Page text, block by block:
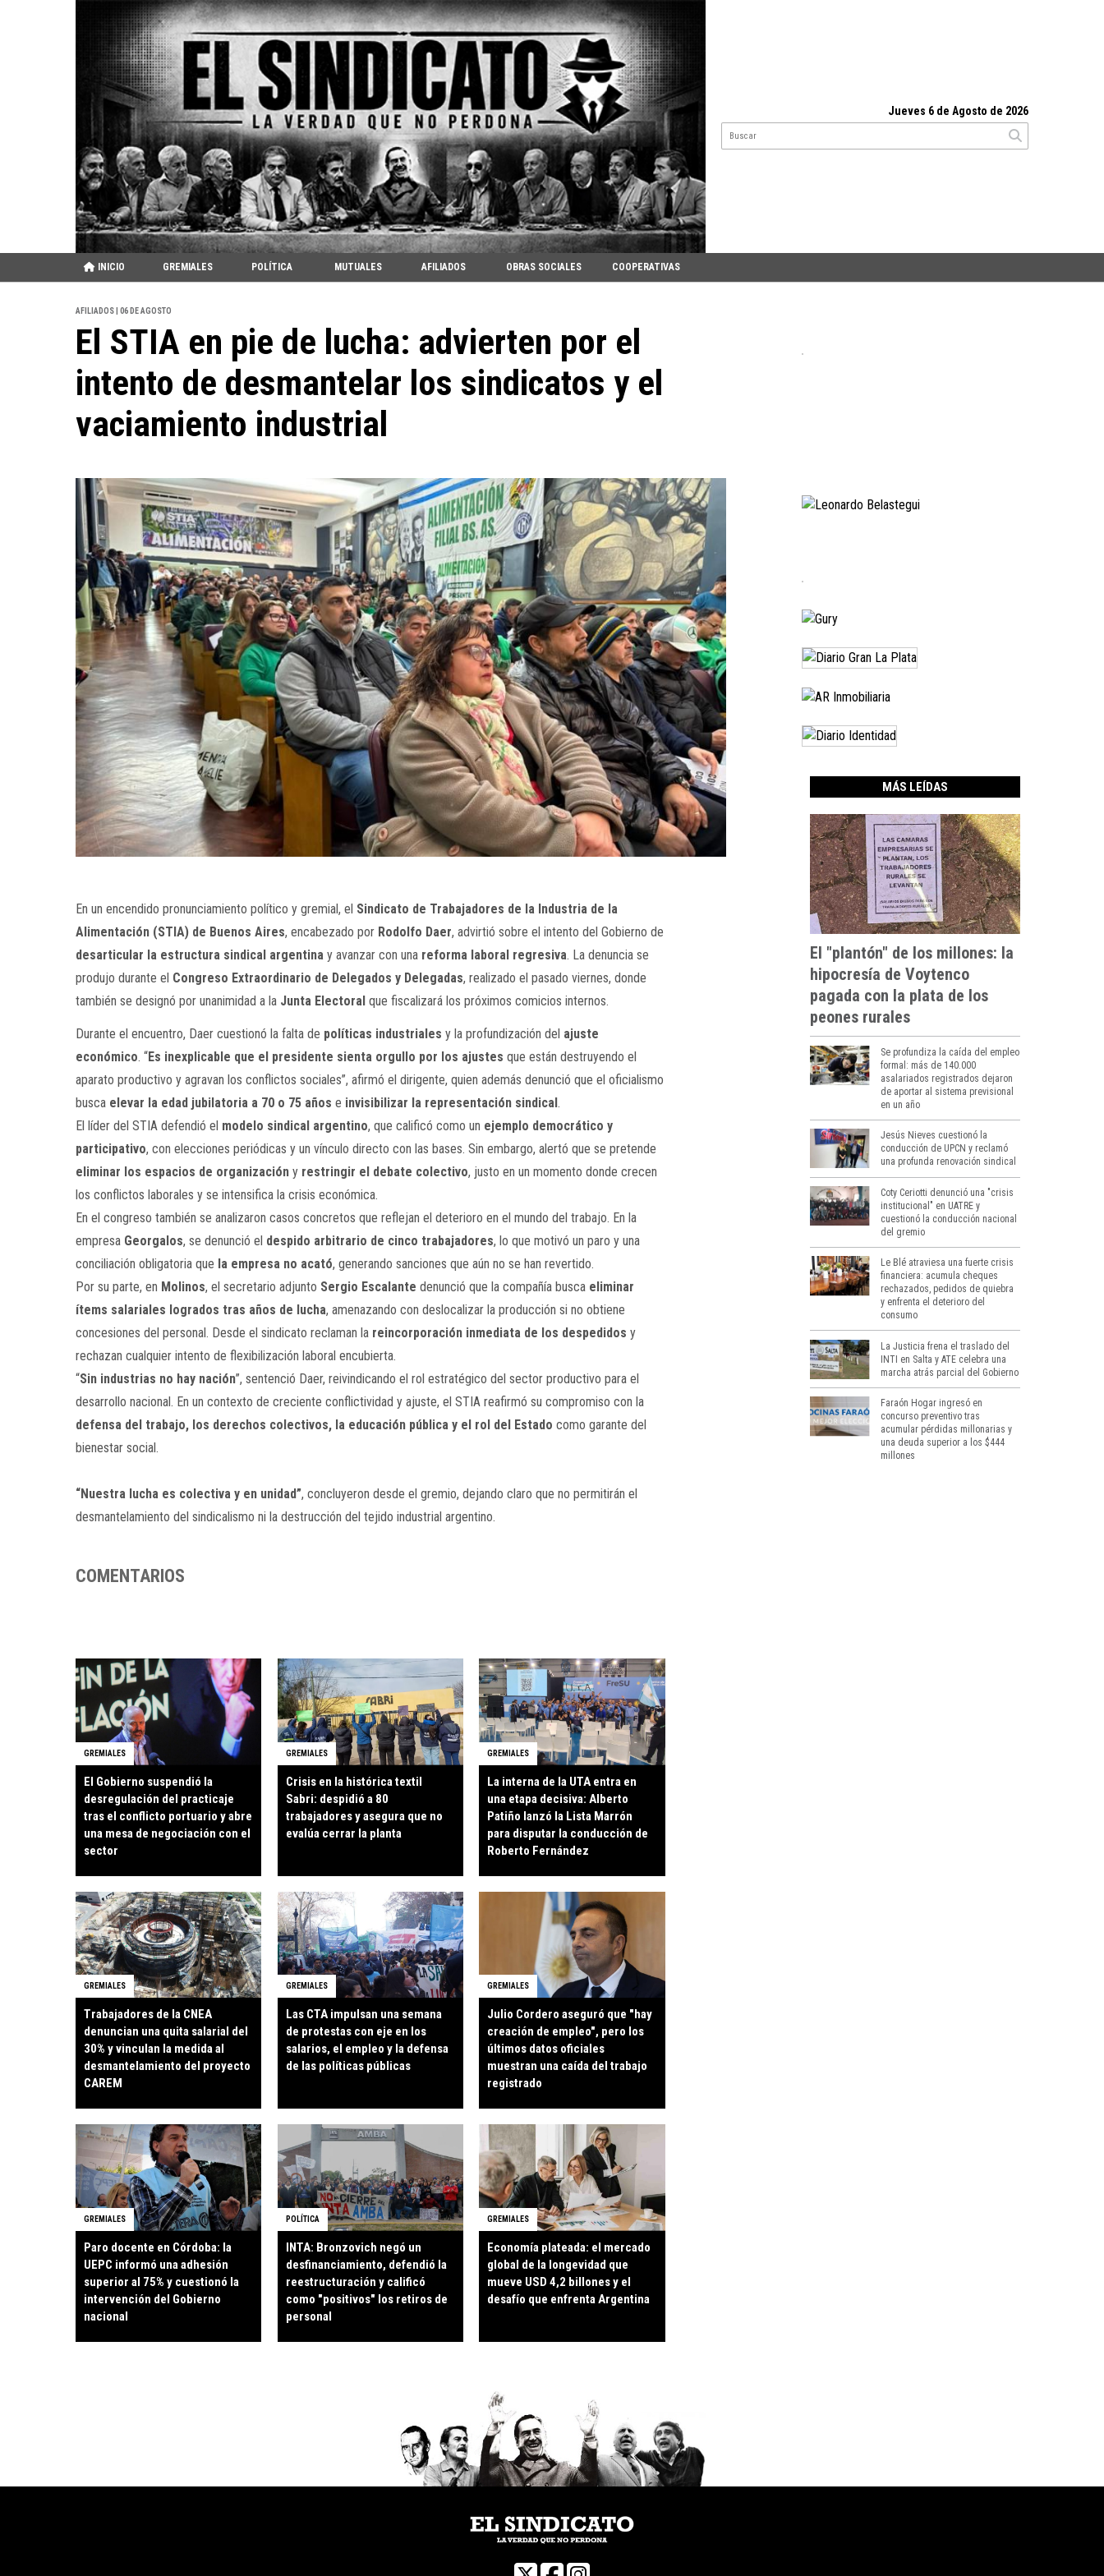
Jueves 6 de Agosto de 2026
INICIO GREMIALES POLÍTICA MUTUALES AFILIADOS OBRAS SOCIALES COOPERATIVAS
AFILIADOS | 06 DE AGOSTO
El STIA en pie de lucha: advierten por el
intento de desmantelar los sindicatos y el
vaciamiento industrial
En un encendido pronunciamiento político y gremial, el Sindicato de Trabajadores de la Industria de la
Alimentación (STIA) de Buenos Aires, encabezado por Rodolfo Daer, advirtió sobre el intento del Gobierno de
desarticular la estructura sindical argentina y avanzar con una reforma laboral regresiva. La denuncia se
produjo durante el Congreso Extraordinario de Delegados y Delegadas, realizado el pasado viernes, donde
también se designó por unanimidad a la Junta Electoral que fiscalizará los próximos comicios internos.
Durante el encuentro, Daer cuestionó la falta de políticas industriales y la profundización del ajuste
económico. “Es inexplicable que el presidente sienta orgullo por los ajustes que están destruyendo el
aparato productivo y agravan los conflictos sociales”, afirmó el dirigente, quien además denunció que el oficialismo
busca elevar la edad jubilatoria a 70 o 75 años e invisibilizar la representación sindical.
El líder del STIA defendió el modelo sindical argentino, que calificó como un ejemplo democrático y
participativo, con elecciones periódicas y un vínculo directo con las bases. Sin embargo, alertó que se pretende
eliminar los espacios de organización y restringir el debate colectivo, justo en un momento donde crecen
los conflictos laborales y se intensifica la crisis económica.
En el congreso también se analizaron casos concretos que reflejan el deterioro en el mundo del trabajo. En la
empresa Georgalos, se denunció el despido arbitrario de cinco trabajadores, lo que motivó un paro y una
conciliación obligatoria que la empresa no acató, generando sanciones que aún no se han revertido.
Por su parte, en Molinos, el secretario adjunto Sergio Escalante denunció que la compañía busca eliminar
ítems salariales logrados tras años de lucha, amenazando con deslocalizar la producción si no obtiene
concesiones del personal. Desde el sindicato reclaman la reincorporación inmediata de los despedidos y
rechazan cualquier intento de flexibilización laboral encubierta.
“Sin industrias no hay nación”, sentenció Daer, reivindicando el rol estratégico del sector productivo para el
desarrollo nacional. En un contexto de creciente conflictividad y ajuste, el STIA reafirmó su compromiso con la
defensa del trabajo, los derechos colectivos, la educación pública y el rol del Estado como garante del
bienestar social.
“Nuestra lucha es colectiva y en unidad”, concluyeron desde el gremio, dejando claro que no permitirán el
desmantelamiento del sindicalismo ni la destrucción del tejido industrial argentino.
COMENTARIOS
GREMIALES
El Gobierno suspendió la
desregulación del practicaje
tras el conflicto portuario y abre
una mesa de negociación con el
sector
GREMIALES
Crisis en la histórica textil
Sabri: despidió a 80
trabajadores y asegura que no
evalúa cerrar la planta
GREMIALES
La interna de la UTA entra en
una etapa decisiva: Alberto
Patiño lanzó la Lista Marrón
para disputar la conducción de
Roberto Fernández
GREMIALES
Trabajadores de la CNEA
denuncian una quita salarial del
30% y vinculan la medida al
desmantelamiento del proyecto
CAREM
GREMIALES
Las CTA impulsan una semana
de protestas con eje en los
salarios, el empleo y la defensa
de las políticas públicas
GREMIALES
Julio Cordero aseguró que "hay
creación de empleo", pero los
últimos datos oficiales
muestran una caída del trabajo
registrado
GREMIALES
Paro docente en Córdoba: la
UEPC informó una adhesión
superior al 75% y cuestionó la
intervención del Gobierno
nacional
POLÍTICA
INTA: Bronzovich negó un
desfinanciamiento, defendió la
reestructuración y calificó
como "positivos" los retiros de
personal
GREMIALES
Economía plateada: el mercado
global de la longevidad que
mueve USD 4,2 billones y el
desafío que enfrenta Argentina
MÁS LEÍDAS
El "plantón" de los millones: la
hipocresía de Voytenco
pagada con la plata de los
peones rurales
Se profundiza la caída del empleo
formal: más de 140.000
asalariados registrados dejaron
de aportar al sistema previsional
en un año
Jesús Nieves cuestionó la
conducción de UPCN y reclamó
una profunda renovación sindical
Coty Ceriotti denunció una "crisis
institucional" en UATRE y
cuestionó la conducción nacional
del gremio
Le Blé atraviesa una fuerte crisis
financiera: acumula cheques
rechazados, pedidos de quiebra
y enfrenta el deterioro del
consumo
La Justicia frena el traslado del
INTI en Salta y ATE celebra una
marcha atrás parcial del Gobierno
Faraón Hogar ingresó en
concurso preventivo tras
acumular pérdidas millonarias y
una deuda superior a los $444
millones